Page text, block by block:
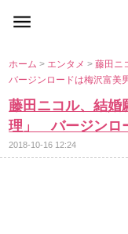
ホーム> エンタメ>藤田ニ
バージンロードは梅沢富美
藤田ニコル、結婚
理」 バージンロ
2018-10-16 12:24